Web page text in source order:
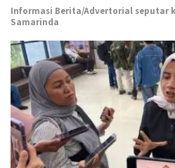
Informasi Berita/Advertorial seputar
Samarinda